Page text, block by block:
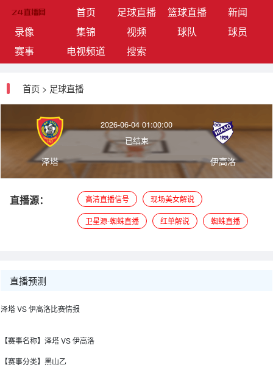
首页(current)足球直播 篮球直播
新闻
录像
集锦 视频 球队
球员
赛事
电视频道 搜索
首页 > 足球直播
泽塔
2026-06-04 01:00:00
已结束
伊高洛
直播源： 高清直播信号 现场美女解说
卫星源-蜘蛛直播 红单解说 蜘蛛直播
直播预测
泽塔 VS 伊高洛比赛情报
【赛事名称】 泽塔 VS 伊高洛
【赛事分类】 黑山乙